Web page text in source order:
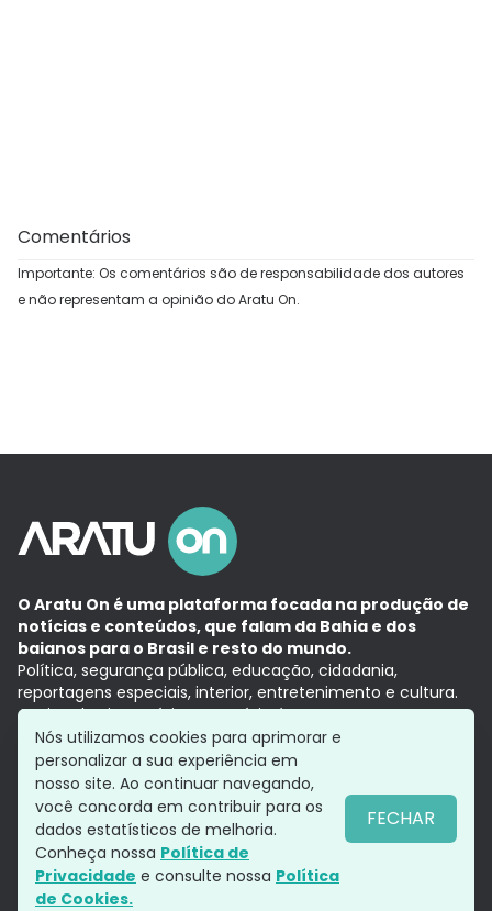
Comentários
Importante: Os comentários são de responsabilidade dos autores
e não representam a opinião do Aratu On.
O Aratu On é uma plataforma focada na produção de
notícias e conteúdos, que falam da Bahia e dos
baianos para o Brasil e resto do mundo.
Política, segurança pública, educação, cidadania,
reportagens especiais, interior, entretenimento e cultura.
Aqui, tudo vira notícia e a notícia é no tempo presente,
com a credibilidade do Grupo Aratu.
Grupo Aratu
Política de privacidade
Siga-nos
Nós utilizamos cookies para aprimorar e
personalizar a sua experiência em
nosso site. Ao continuar navegando,
você concorda em contribuir para os
dados estatísticos de melhoria.
Conheça nossa Política de
Privacidade e consulte nossa Política
de Cookies.
FECHAR